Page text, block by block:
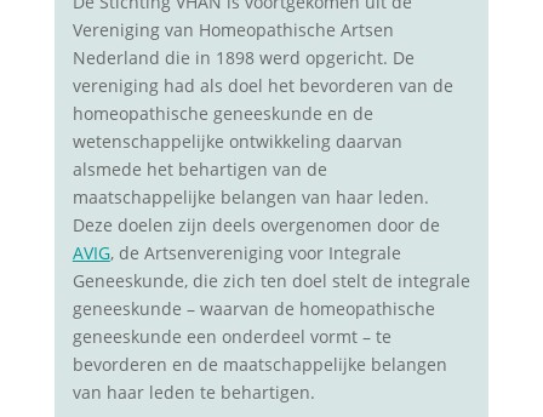
Vereniging van Homeopathische Artsen
Nederland die in 1898 werd opgericht. De
vereniging had als doel het bevorderen van de
homeopathische geneeskunde en de
wetenschappelijke ontwikkeling daarvan
alsmede het behartigen van de
maatschappelijke belangen van haar leden.
Deze doelen zijn deels overgenomen door de
AVIG, de Artsenvereniging voor Integrale
Geneeskunde, die zich ten doel stelt de integrale
geneeskunde – waarvan de homeopathische
geneeskunde een onderdeel vormt – te
bevorderen en de maatschappelijke belangen
van haar leden te behartigen.